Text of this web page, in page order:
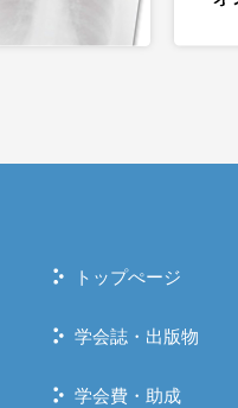
トップぺージ
学会誌・出版物
学会費・助成